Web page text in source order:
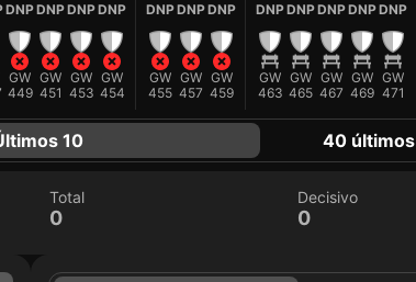
DNP
GW
449
DNP
GW
451
DNP
GW
453
DNP
GW
454
DNP
GW
455
DNP
GW
457
DNP
GW
459
DNP
GW
463
DNP
GW
465
DNP
GW
467
DNP
GW
469
DNP
GW
471
10 40 últimos
Total
0
Decisivo
0